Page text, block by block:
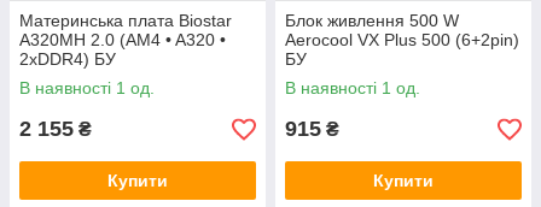
Материнська плата Biostar
A320MH 2.0 (AM4 • A320 •
2xDDR4) БУ
В наявності 1 од.
2 155 ₴
Купити
Блок живлення 500 W
Aerocool VX Plus 500 (6+2pin)
БУ
В наявності 1 од.
915 ₴
Купити